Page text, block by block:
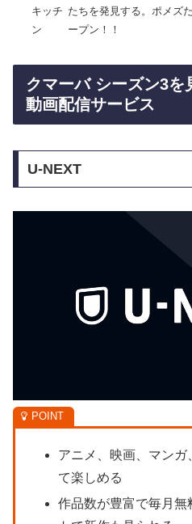
キッチ
ン
たちを発見する。ポメズ
ープン！！
クマーバ シーズン3を
動画配信サービス
U-NEXT
アニメ、映画、マン
て楽しめる
作品数が豊富で毎月無